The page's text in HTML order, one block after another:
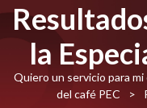
la
Quiero un servicio para mi
del café PEC
>